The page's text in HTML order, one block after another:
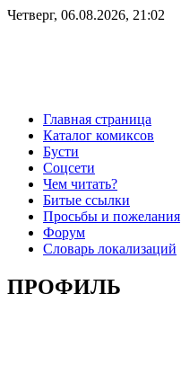
Четверг, 06.08.2026, 21:02
Главная страница
Каталог комиксов
Бусти
Соцсети
Чем читать?
Битые ссылки
Просьбы и пожелания
Форум
Словарь локализаций
ПРОФИЛЬ